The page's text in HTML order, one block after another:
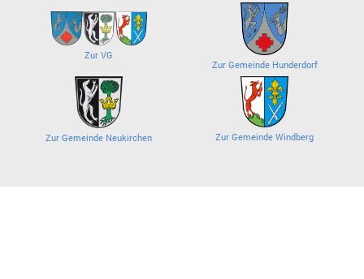
Zur VG
Zur Gemeinde Hunderdorf
Zur Gemeinde Neukirchen Zur Gemeinde Windberg